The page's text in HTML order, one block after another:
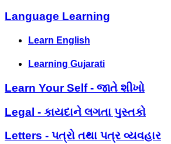
Language Learning
Learn English
Learning Gujarati
Learn Your Self - જાતે શીખો
Legal - કાયદાને લગતા પુસ્તકો
Letters - પત્રો તથા પત્ર વ્યવહાર